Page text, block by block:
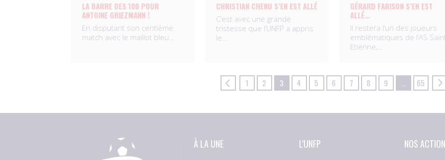
LA BARRE DES 100 POUR
ANTOINE GRIEZMANN !
En disputant son centième
match avec le maillot bleu…
CHRISTIAN CHENU S’EN EST ALLÉ
C’est avec une grande
tristesse que l’UNFP a appris
le…
GÉRARD FARISON S’EN EST
ALLÉ…
Il restera l’un des joueurs
emblématiques de l’AS
Etienne,…
1 2 3 4 5 6 7 8 9 65
À LA UNE L'UNFP NOS